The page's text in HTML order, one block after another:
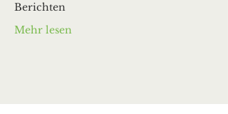
Berichten
Mehr lesen